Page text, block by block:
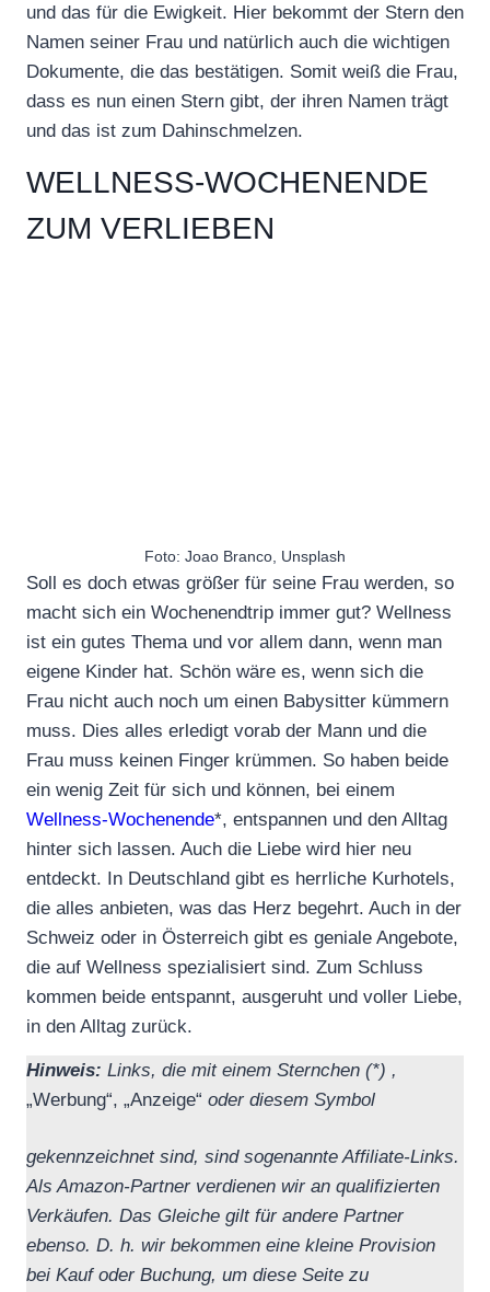
und das für die Ewigkeit. Hier bekommt der Stern den
Namen seiner Frau und natürlich auch die wichtigen
Dokumente, die das bestätigen. Somit weiß die Frau,
dass es nun einen Stern gibt, der ihren Namen trägt
und das ist zum Dahinschmelzen.
WELLNESS-WOCHENENDE
ZUM VERLIEBEN
Foto: Joao Branco, Unsplash
Soll es doch etwas größer für seine Frau werden, so
macht sich ein Wochenendtrip immer gut? Wellness
ist ein gutes Thema und vor allem dann, wenn man
eigene Kinder hat. Schön wäre es, wenn sich die
Frau nicht auch noch um einen Babysitter kümmern
muss. Dies alles erledigt vorab der Mann und die
Frau muss keinen Finger krümmen. So haben beide
ein wenig Zeit für sich und können, bei einem
Wellness-Wochenende*, entspannen und den Alltag
hinter sich lassen. Auch die Liebe wird hier neu
entdeckt. In Deutschland gibt es herrliche Kurhotels,
die alles anbieten, was das Herz begehrt. Auch in der
Schweiz oder in Österreich gibt es geniale Angebote,
die auf Wellness spezialisiert sind. Zum Schluss
kommen beide entspannt, ausgeruht und voller Liebe,
in den Alltag zurück.
Hinweis: Links, die mit einem Sternchen (*) ,
„Werbung“, „Anzeige“ oder diesem Symbol
gekennzeichnet sind, sind sogenannte Affiliate-Links.
Als Amazon-Partner verdienen wir an qualifizierten
Verkäufen. Das Gleiche gilt für andere Partner
ebenso. D. h. wir bekommen eine kleine Provision
bei Kauf oder Buchung, um diese Seite zu